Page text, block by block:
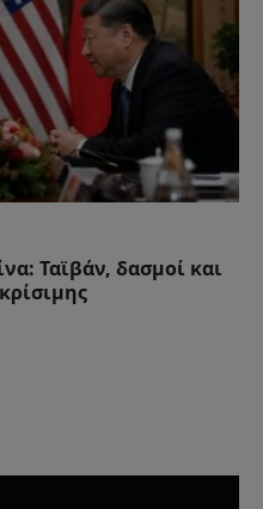
Ταϊβάν, δασμοί και